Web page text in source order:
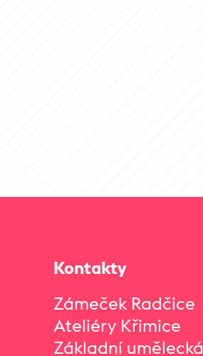
Kontakty
Zámeček Radčice
Ateliéry Křimice
Základní umělecká